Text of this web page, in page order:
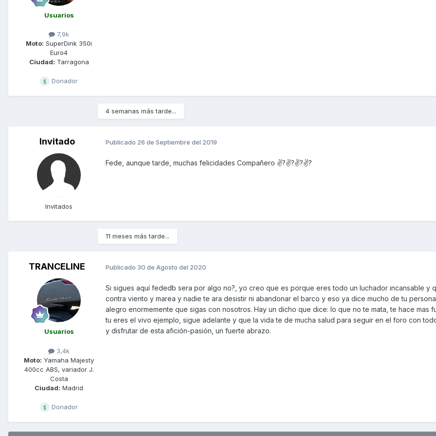
Usuarios
7,9k
Moto: SuperDink 350i
Euro4
Ciudad: Tarragona
Donador
4 semanas más tarde...
Invitado
Invitados
Publicado 26 de Septiembre del 2019
Fede, aunque tarde, muchas felicidades Compañero ✌?✌?✌?✌?
11 meses más tarde...
TRANCELINE
Usuarios
3,4k
Moto: Yamaha Majesty
400cc ABS, variador J.
Costa
Ciudad: Madrid
Donador
Publicado 30 de Agosto del 2020
Si sigues aquí fededb sera por algo no?, yo creo que es porque eres todo un luchador incansable y
contra viento y marea y nadie te ara desistir ni abandonar el barco y eso ya dice mucho de tu
alegro enormemente que sigas con nosotros. Hay un dicho que dice: lo que no te mata, te hace mas
tu eres el vivo ejemplo, sigue adelante y que la vida te de mucha salud para seguir en el foro con
y disfrutar de esta afición-pasión, un fuerte abrazo.